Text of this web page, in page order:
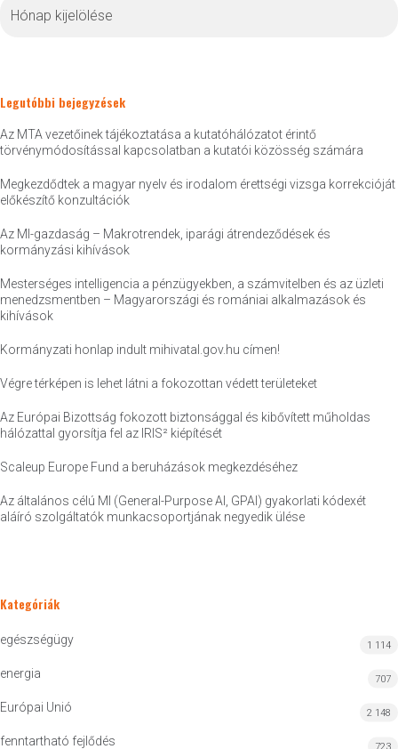
Legutóbbi bejegyzések
Az MTA vezetőinek tájékoztatása a kutatóhálózatot érintő
törvénymódosítással kapcsolatban a kutatói közösség számára
Megkezdődtek a magyar nyelv és irodalom érettségi vizsga korrekcióját
előkészítő konzultációk
Az MI-gazdaság – Makrotrendek, iparági átrendeződések és
kormányzási kihívások
Mesterséges intelligencia a pénzügyekben, a számvitelben és az üzleti
menedzsmentben – Magyarországi és romániai alkalmazások és
kihívások
Kormányzati honlap indult mihivatal.gov.hu címen!
Végre térképen is lehet látni a fokozottan védett területeket
Az Európai Bizottság fokozott biztonsággal és kibővített műholdas
hálózattal gyorsítja fel az IRIS² kiépítését
Scaleup Europe Fund a beruházások megkezdéséhez
Az általános célú MI (General-Purpose AI, GPAI) gyakorlati kódexét
aláíró szolgáltatók munkacsoportjának negyedik ülése
Kategóriák
egészségügy 1 114
energia 707
Európai Unió 2 148
fenntartható fejlődés 723